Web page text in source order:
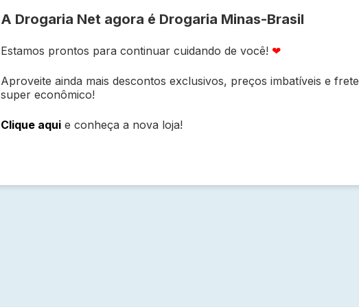
A Drogaria Net agora é Drogaria Minas-Brasil
Estamos prontos para continuar cuidando de você! ❤
Aproveite ainda mais descontos exclusivos, preços imbatíveis e frete
super econômico!
Clique aqui e conheça a nova loja!